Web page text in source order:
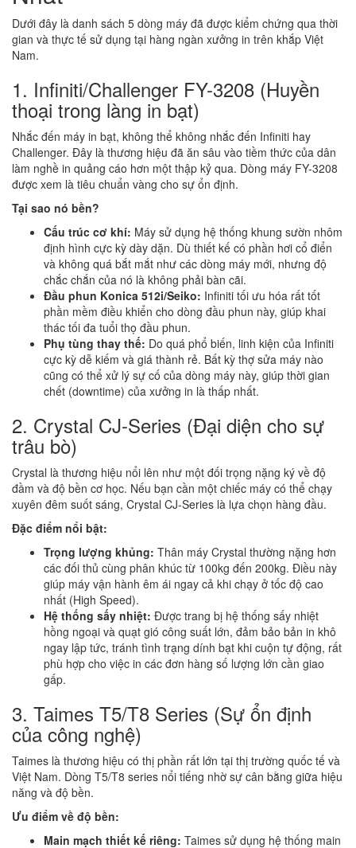
Dưới đây là danh sách 5 dòng máy đã được kiểm chứng qua thời
gian và thực tế sử dụng tại hàng ngàn xưởng in trên khắp Việt
Nam.
1. Infiniti/Challenger FY-3208 (Huyền
thoại trong làng in bạt)
Nhắc đến máy in bạt, không thể không nhắc đến Infiniti hay
Challenger. Đây là thương hiệu đã ăn sâu vào tiềm thức của dân
làm nghề in quảng cáo hơn một thập kỷ qua. Dòng máy FY-3208
được xem là tiêu chuẩn vàng cho sự ổn định.
Tại sao nó bền?
Cấu trúc cơ khí: Máy sử dụng hệ thống khung sườn nhôm
định hình cực kỳ dày dặn. Dù thiết kế có phần hơi cổ điển
và không quá bắt mắt như các dòng máy mới, nhưng độ
chắc chắn của nó là không phải bàn cãi.
Đầu phun Konica 512i/Seiko: Infiniti tối ưu hóa rất tốt
phần mềm điều khiển cho dòng đầu phun này, giúp khai
thác tối đa tuổi thọ đầu phun.
Phụ tùng thay thế: Do quá phổ biến, linh kiện của Infiniti
cực kỳ dễ kiếm và giá thành rẻ. Bất kỳ thợ sửa máy nào
cũng có thể xử lý sự cố của dòng máy này, giúp thời gian
chết (downtime) của xưởng in là thấp nhất.
2. Crystal CJ-Series (Đại diện cho sự
trâu bò)
Crystal là thương hiệu nổi lên như một đối trọng nặng ký về độ
đầm và độ bền cơ học. Nếu bạn cần một chiếc máy có thể chạy
xuyên đêm suốt sáng, Crystal CJ-Series là lựa chọn hàng đầu.
Đặc điểm nổi bật:
Trọng lượng khủng: Thân máy Crystal thường nặng hơn
các đối thủ cùng phân khúc từ 100kg đến 200kg. Điều này
giúp máy vận hành êm ái ngay cả khi chạy ở tốc độ cao
nhất (High Speed).
Hệ thống sấy nhiệt: Được trang bị hệ thống sấy nhiệt
hồng ngoại và quạt gió công suất lớn, đảm bảo bản in khô
ngay lập tức, tránh tình trạng dính bạt khi cuộn tự động, rất
phù hợp cho việc in các đơn hàng số lượng lớn cần giao
gấp.
3. Taimes T5/T8 Series (Sự ổn định
của công nghệ)
Taimes là thương hiệu có thị phần rất lớn tại thị trường quốc tế và
Việt Nam. Dòng T5/T8 series nổi tiếng nhờ sự cân bằng giữa hiệu
năng và độ bền.
Ưu điểm về độ bền:
Main mạch thiết kế riêng: Taimes sử dụng hệ thống main